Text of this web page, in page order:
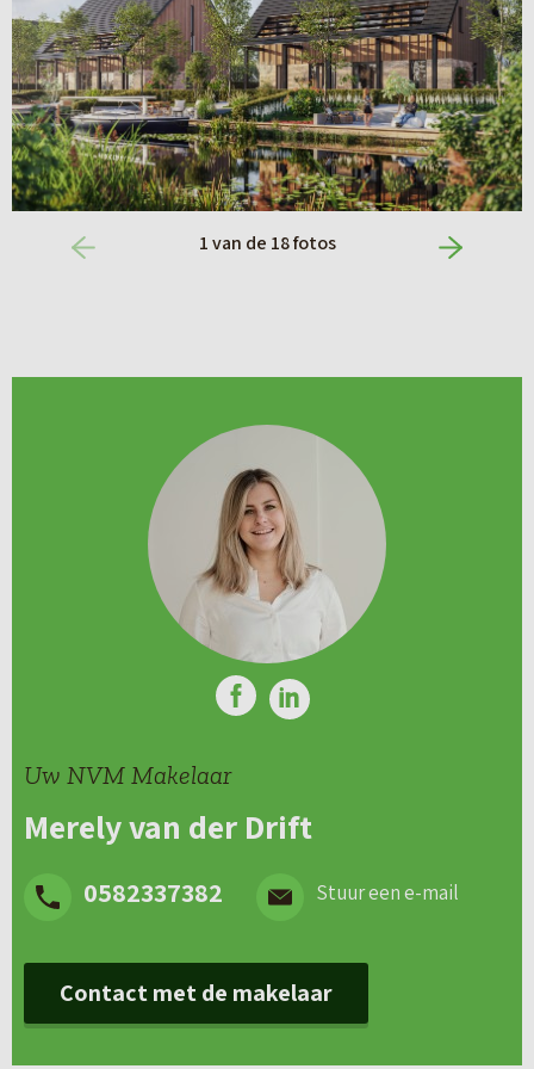
je dan in via de projectwebsite.
1van de 18fotos
Uw NVM Makelaar
Merely van der Drift
0582337382 Stuur een e-mail
Contact met de makelaar